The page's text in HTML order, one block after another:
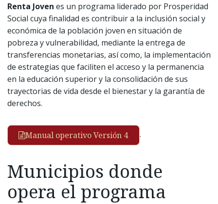
Renta Joven es un programa liderado por Prosperidad
Social cuya finalidad es contribuir a la inclusión social y
económica de la población joven en situación de
pobreza y vulnerabilidad, mediante la entrega de
transferencias monetarias, así como, la implementación
de estrategias que faciliten el acceso y la permanencia
en la educación superior y la consolidación de sus
trayectorias de vida desde el bienestar y la garantía de
derechos.
Manual operativo Versión 4 .
Municipios donde
opera el programa